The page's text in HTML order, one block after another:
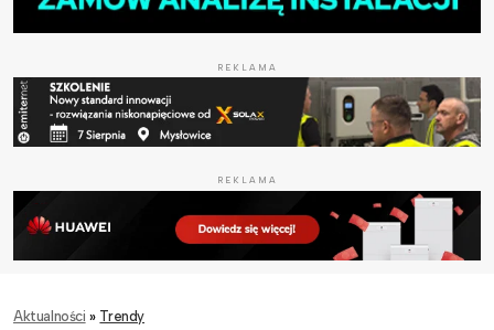
REKLAMA
REKLAMA
Aktualności » Trendy